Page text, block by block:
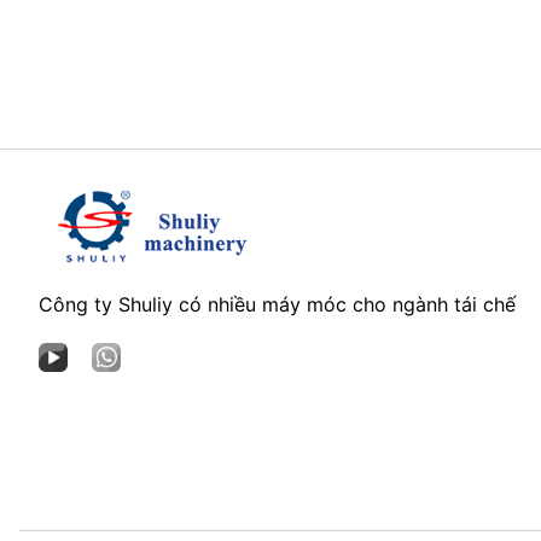
Công ty Shuliy có nhiều máy móc cho ngành tái chế